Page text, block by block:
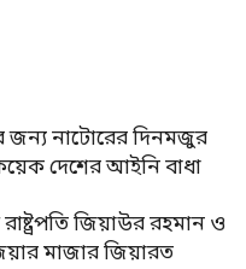
জন্য নাটোরের দিনমজুর
দেশের আইনি বাধা
জিয়াউর রহমান ও
মাজার জিয়ারত